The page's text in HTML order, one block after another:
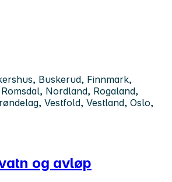
Buskerud, Finnmark,
Nordland, Rogaland,
Vestfold, Vestland, Oslo,
og avløp